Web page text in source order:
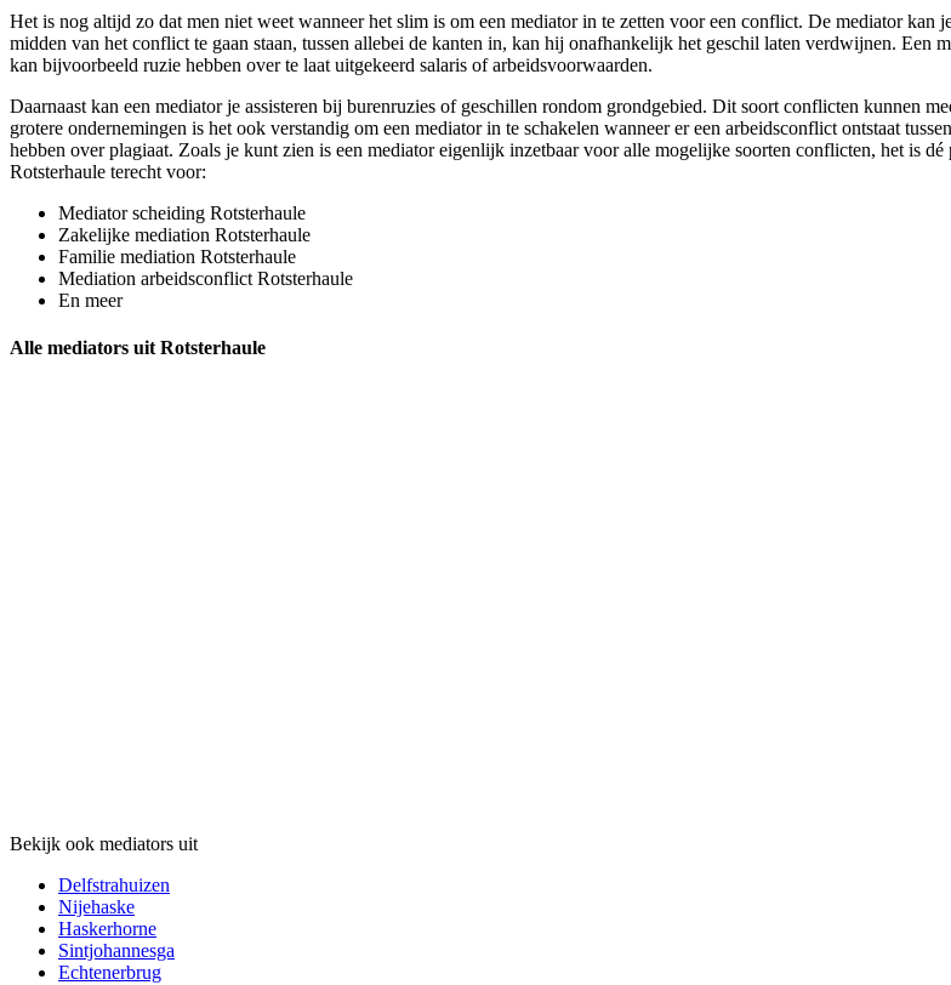
Het is nog altijd zo dat men niet weet wanneer het slim is om een mediator in te zetten voor een conflict. De mediator
midden van het conflict te gaan staan, tussen allebei de kanten in, kan hij onafhankelijk het geschil laten verdwijnen. Een
kan bijvoorbeeld ruzie hebben over te laat uitgekeerd salaris of arbeidsvoorwaarden.
Daarnaast kan een mediator je assisteren bij burenruzies of geschillen rondom grondgebied. Dit soort conflicten kunnen
grotere ondernemingen is het ook verstandig om een mediator in te schakelen wanneer er een arbeidsconflict ontstaat
hebben over plagiaat. Zoals je kunt zien is een mediator eigenlijk inzetbaar voor alle mogelijke soorten conflicten, het is
Rotsterhaule terecht voor:
Mediator scheiding Rotsterhaule
Zakelijke mediation Rotsterhaule
Familie mediation Rotsterhaule
Mediation arbeidsconflict Rotsterhaule
En meer
Alle mediators uit Rotsterhaule
Bekijk ook mediators uit
Delfstrahuizen
Nijehaske
Haskerhorne
Sintjohannesga
Echtenerbrug